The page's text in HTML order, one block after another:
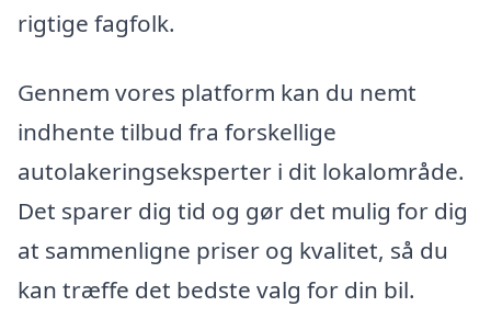
rigtige fagfolk.
Gennem vores platform kan du nemt
indhente tilbud fra forskellige
autolakeringseksperter i dit lokalområde.
Det sparer dig tid og gør det mulig for dig
at sammenligne priser og kvalitet, så du
kan træffe det bedste valg for din bil.